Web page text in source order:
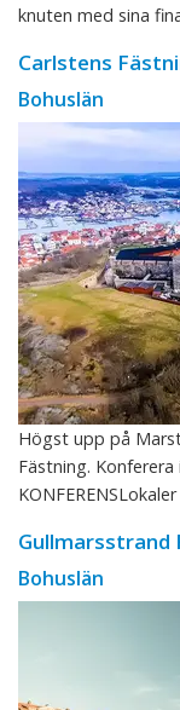
knuten med sina
Carlstens
Bohuslän
Högst upp på
Fästning.
Gullmarsstrand
Bohuslän